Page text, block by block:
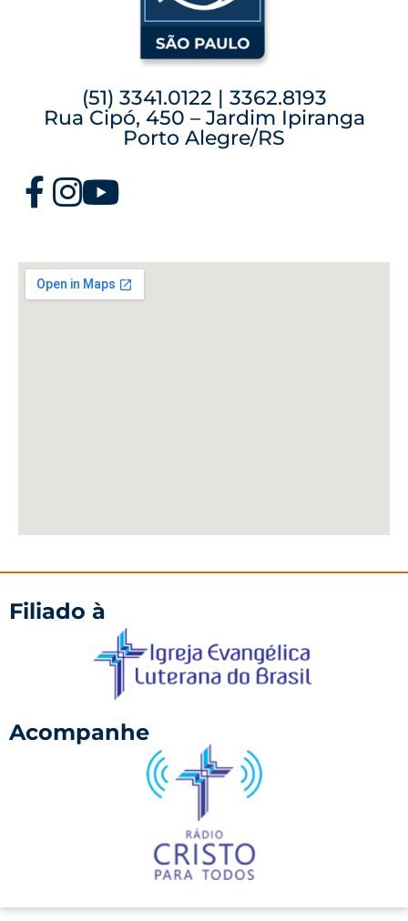
(51) 3341.0122 | 3362.8193
Rua Cipó, 450 – Jardim Ipiranga
Porto Alegre/RS
Filiado à
Acompanhe